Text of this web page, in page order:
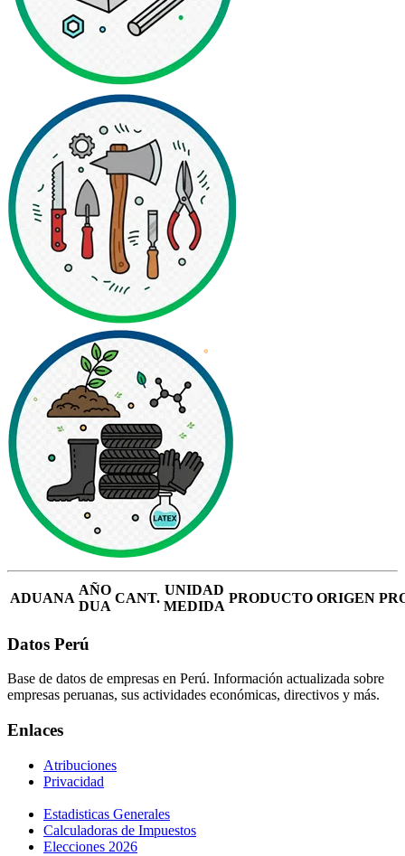
ADUANA
AÑO
DUA
CANT.
UNIDAD
MEDIDA
PRODUCTO ORIGEN
Datos Perú
Base de datos de empresas en Perú. Información actualizada sobre
empresas peruanas, sus actividades económicas, directivos y más.
Enlaces
Atribuciones
Privacidad
Estadisticas Generales
Calculadoras de Impuestos
Elecciones 2026